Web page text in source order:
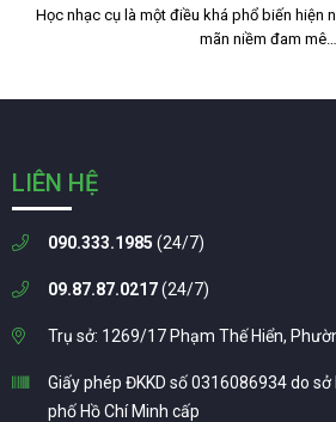
Học nhạc cụ là một điều khá phổ biến hiện
mãn niềm đam mê…
LIÊN HỆ
090.333.1985 (24/7)
09.87.87.0217(24/7)
Trụ sở: 1269/17 Phạm Thế Hiển,
Giấy phép ĐKKD số 0316086934 do
phố Hồ Chí Minh cấp